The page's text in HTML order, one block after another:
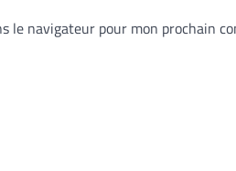
le navigateur pour mon prochain